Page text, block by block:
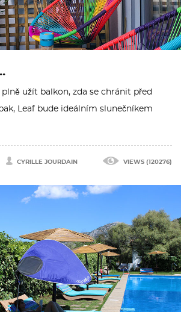
plně užít balkon, zda se chránit před
Leaf bude ideálním slunečníkem
CYRILLE JOURDAIN VIEWS (120276)